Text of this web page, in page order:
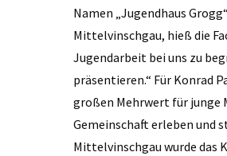
Namen „Jugendhaus
Mittelvinschgau, hieß die
Jugendarbeit bei uns zu
präsentieren.“ Für Konrad
großen Mehrwert für junge
Gemeinschaft erleben und
Mittelvinschgau wurde das